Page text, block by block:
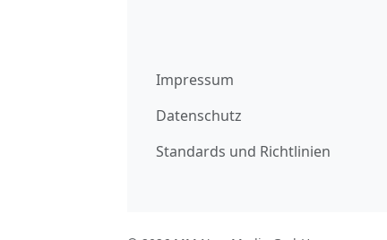
Impressum
Datenschutz
Standards und Richtlinien